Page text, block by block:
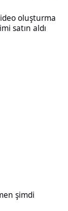
oluşturma
satın aldı
şimdi